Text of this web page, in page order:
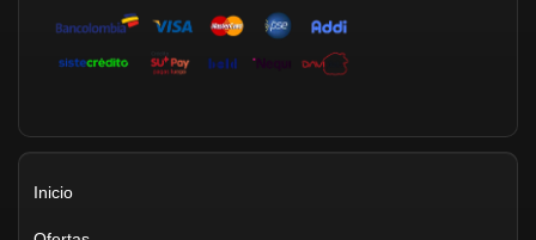
Inicio